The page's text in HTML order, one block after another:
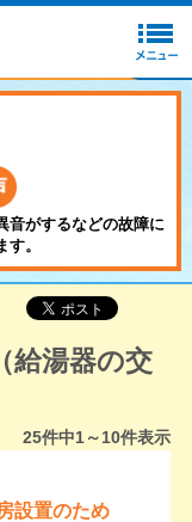
音がするなどの故障に
。
給湯器の交
25件中1～10件表示
設置のため